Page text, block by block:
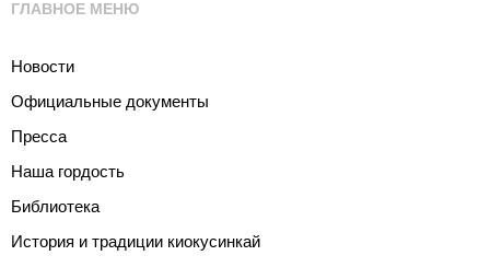
ГЛАВНОЕ МЕНЮ
Новости
Официальные документы
Пресса
Наша гордость
Библиотека
История и традиции киокусинкай